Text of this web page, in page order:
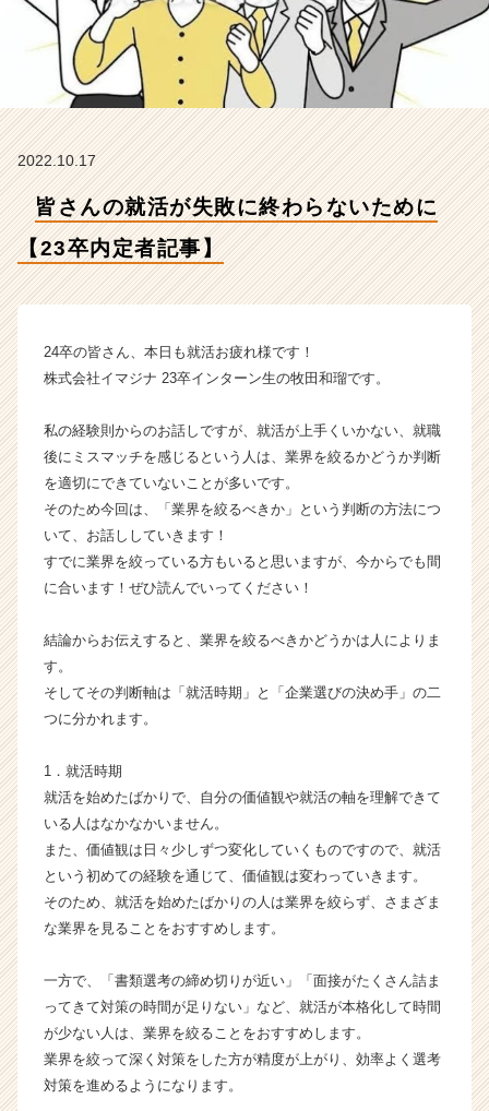
事】
【株
式
会
ジ
ナ
の
タ
イ
ン】
ベ
ン
ャ
ー・
成
長
企
カ
届
く
活
サ
イ
ト
ア
キ
リ
ア
（C
2022.10.17
皆さんの就活が失敗に終わらないために
【23卒内定者記事】
24卒の皆さん、本日も就活お疲れ様です！
株式会社イマジナ 23卒インターン生の牧田和瑠です。
私の経験則からのお話しですが、就活が上手くいかない、就職
後にミスマッチを感じるという人は、業界を絞るかどうか判断
を適切にできていないことが多いです。
そのため今回は、「業界を絞るべきか」という判断の方法につ
いて、お話ししていきます！
すでに業界を絞っている方もいると思いますが、今からでも間
に合います！ぜひ読んでいってください！
結論からお伝えすると、業界を絞るべきかどうかは人によりま
す。
そしてその判断軸は「就活時期」と「企業選びの決め手」の二
つに分かれます。
1．就活時期
就活を始めたばかりで、自分の価値観や就活の軸を理解できて
いる人はなかなかいません。
また、価値観は日々少しずつ変化していくものですので、就活
という初めての経験を通じて、価値観は変わっていきます。
そのため、就活を始めたばかりの人は業界を絞らず、さまざま
な業界を見ることをおすすめします。
一方で、「書類選考の締め切りが近い」「面接がたくさん詰ま
ってきて対策の時間が足りない」など、就活が本格化して時間
が少ない人は、業界を絞ることをおすすめします。
業界を絞って深く対策をした方が精度が上がり、効率よく選考
対策を進めるようになります。